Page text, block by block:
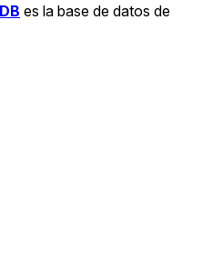
es la base de datos de